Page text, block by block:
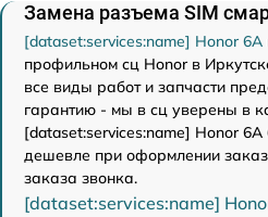
Замена разъема SIM
[dataset:services:name] Honor 6A
профильном сц Honor в
все виды работ и запчасти
гарантию - мы в сц уверены в
[dataset:services:name] Honor 6A
дешевле при оформлении
заказа звонка.
[dataset:services:name]